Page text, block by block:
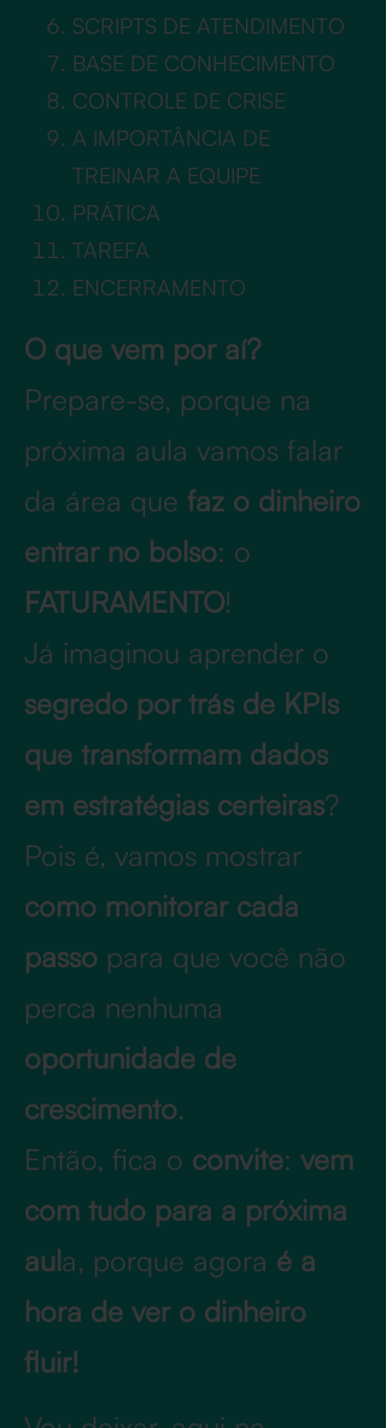
SCRIPTS DE ATENDIMENTO
BASE DE CONHECIMENTO
CONTROLE DE CRISE
A IMPORTÂNCIA DE
TREINAR A EQUIPE
PRÁTICA
TAREFA
ENCERRAMENTO ​
O que vem por aí?
Prepare-se, porque na
próxima aula vamos falar
da área que faz o dinheiro
entrar no bolso: o
FATURAMENTO!
Já imaginou aprender o
segredo por trás de KPIs
que transformam dados
em estratégias certeiras?
Pois é, vamos mostrar
como monitorar cada
passo para que você não
perca nenhuma
oportunidade de
crescimento.
Então, fica o convite: vem
com tudo para a próxima
aula, porque agora é a
hora de ver o dinheiro
fluir!